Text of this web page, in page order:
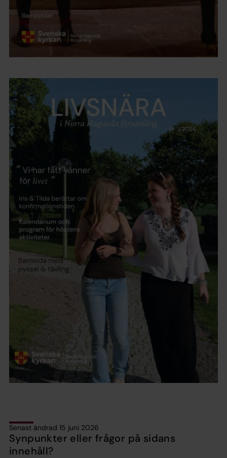
Senast ändrad 15 juni 2026
Synpunkter eller frågor på sidans
innehåll?